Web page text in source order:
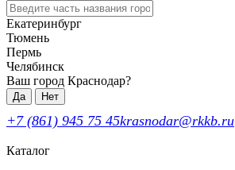
Екатеринбург
Тюмень
Пермь
Челябинск
Ваш город Краснодар?
Да Нет
+7 (861) 945 75 45krasnodar@rkkb.ru
Каталог